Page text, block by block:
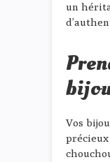
un
Vos